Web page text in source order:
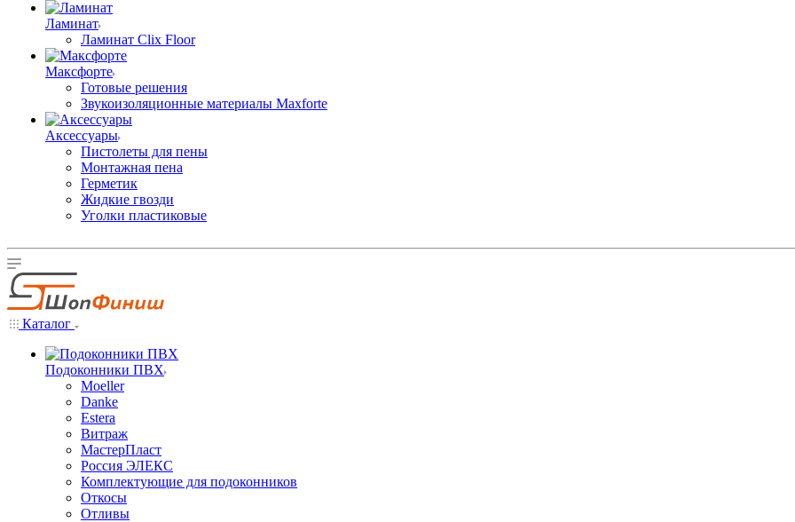
Ламинат
Ламинат Clix Floor
Максфорте
Готовые решения
Звукоизоляционные материалы Maxforte
Аксессуары
Пистолеты для пены
Монтажная пена
Герметик
Жидкие гвозди
Уголки пластиковые
Каталог
Подоконники ПВХ
Moeller
Danke
Estera
Витраж
МастерПласт
Россия ЭЛЕКС
Комплектующие для подоконников
Откосы
Отливы